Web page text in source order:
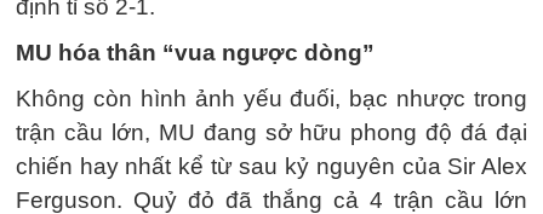
định tỉ số 2-1.
MU hóa thân “vua ngược dòng”
Không còn hình ảnh yếu đuối, bạc nhược trong
trận cầu lớn, MU đang sở hữu phong độ đá đại
chiến hay nhất kể từ sau kỷ nguyên của Sir Alex
Ferguson. Quỷ đỏ đã thắng cả 4 trận cầu lớn